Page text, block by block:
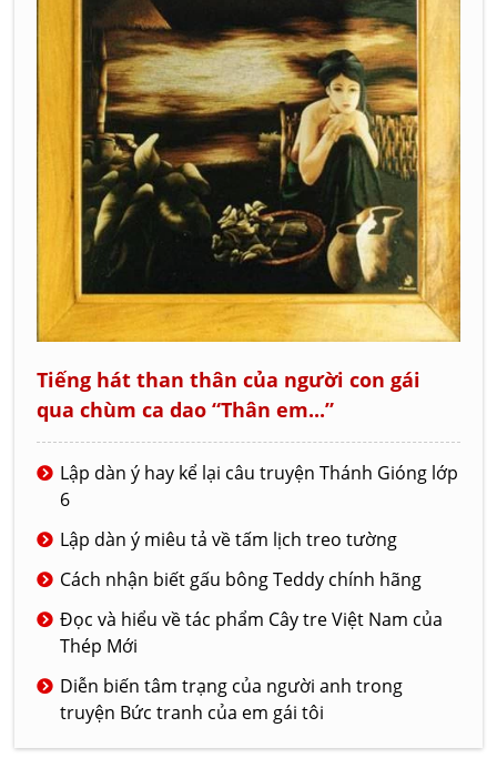
Tiếng hát than thân của người con gái
qua chùm ca dao “Thân em...”
Lập dàn ý hay kể lại câu truyện Thánh Gióng lớp
6
Lập dàn ý miêu tả về tấm lịch treo tường
Cách nhận biết gấu bông Teddy chính hãng
Đọc và hiểu về tác phẩm Cây tre Việt Nam của
Thép Mới
Diễn biến tâm trạng của người anh trong
truyện Bức tranh của em gái tôi